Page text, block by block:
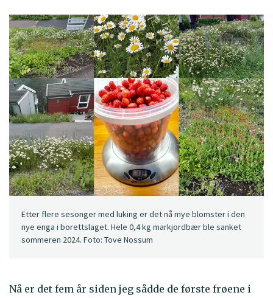
Etter flere sesonger med luking er det nå mye blomster i den
nye enga i borettslaget. Hele 0,4 kg markjordbær ble sanket
sommeren 2024. Foto: Tove Nossum
Nå er det fem år siden jeg sådde de første frøene i